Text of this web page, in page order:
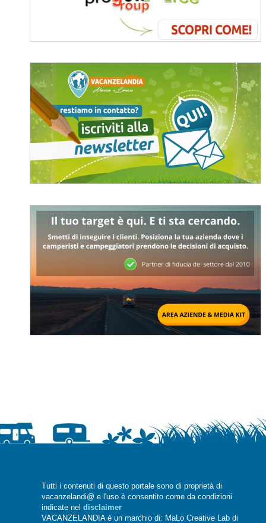
Tutti i contenuti di questo portale sono di proprietà di
vacanzelandi@ e l'uso è consentito come da condizioni
indicate nel disclaimer
VACANZELANDIA è un marchio di: MaLo Creative Lab di